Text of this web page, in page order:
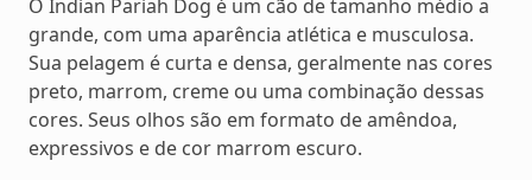
O Indian Pariah Dog é um cão de tamanho médio a
grande, com uma aparência atlética e musculosa.
Sua pelagem é curta e densa, geralmente nas cores
preto, marrom, creme ou uma combinação dessas
cores. Seus olhos são em formato de amêndoa,
expressivos e de cor marrom escuro.